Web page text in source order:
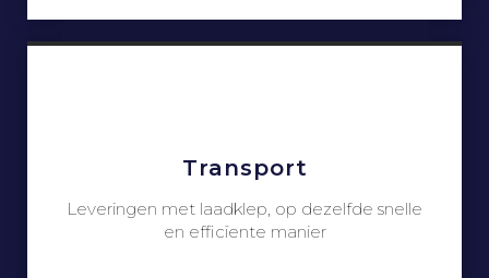
Transport
Leveringen met laadklep, op dezelfde snelle
en efficïente manier